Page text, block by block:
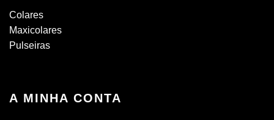
Colares
Maxicolares
Pulseiras
A MINHA CONTA